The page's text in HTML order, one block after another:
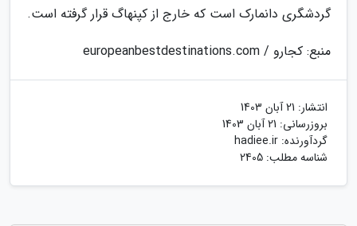
گردشگری دانمارک است که خارج از کپنهاگ قرار گرفته است.
منبع: کجارو / europeanbestdestinations.com
انتشار: 21 آبان 1403
بروزرسانی: 21 آبان 1403
گردآورنده: hadiee.ir
شناسه مطلب: 2405